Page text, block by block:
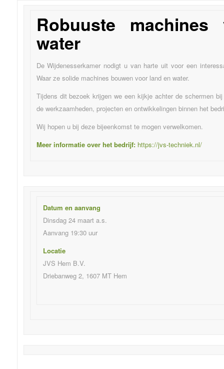
Robuuste
water
De Wijdenesserkamer nodigt u van harte uit voor een
Waar ze solide machines bouwen voor land en water.
Tijdens dit bezoek krijgen we een kijkje achter de schermen
de werkzaamheden, projecten en ontwikkelingen binnen het
Wij hopen u bij deze bijeenkomst te mogen verwelkomen.
Meer informatie over het bedrijf: https://jvs-techniek.nl/
Datum en aanvang
Dinsdag 24 maart a.s.
Aanvang 19:30 uur
Locatie
JVS Hem B.V.
Driebanweg 2, 1607 MT Hem